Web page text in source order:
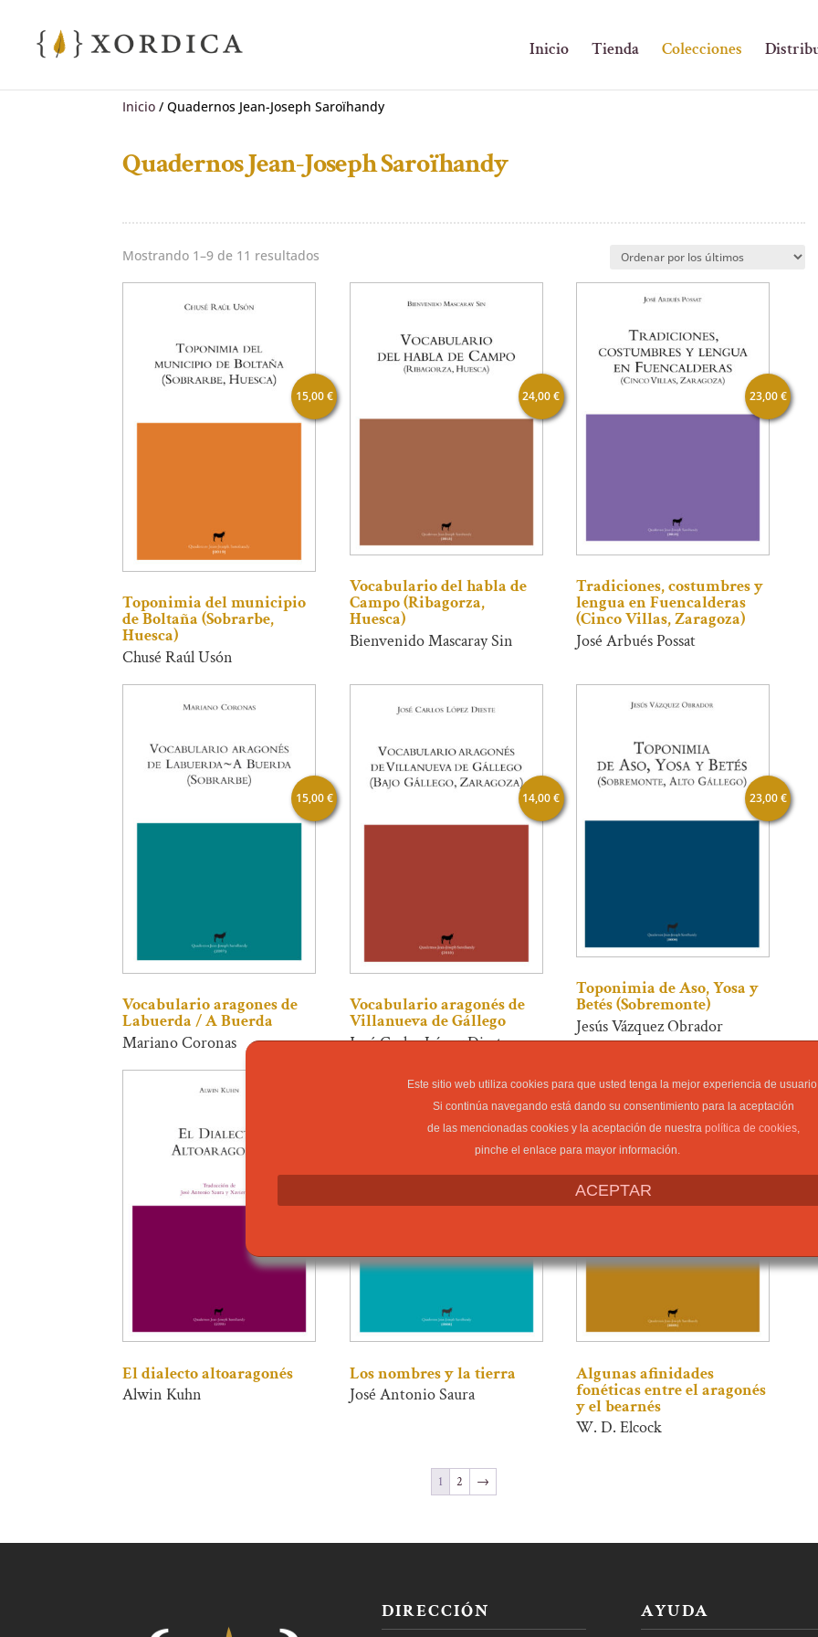
Inicio Tienda Colecciones
Inicio / Quadernos Jean-Joseph Saroïhandy
Quadernos Jean-Joseph Saroïhandy
Mostrando 1–9 de 11 resultados
Toponimia del municipio
de Boltaña (Sobrarbe,
Huesca)
Chusé Raúl Usón
15,00€
Vocabulario del habla de
Campo (Ribagorza,
Huesca)
Bienvenido Mascaray Sin
24,00€
Tradiciones, costumbres y
lengua en Fuencalderas
(Cinco Villas, Zaragoza)
José Arbués Possat
23,00€
Vocabulario aragones de
Labuerda / A Buerda
Mariano Coronas
15,00€
Vocabulario aragonés de
Villanueva de Gállego
José Carlos López Dieste
14,00€
Toponimia de Aso, Yosa y
Betés (Sobremonte)
Jesús Vázquez Obrador
23,00€
El dialecto altoaragonés
Alwin Kuhn
Los nombres y la tierra
José Antonio Saura
Algunas afinidades
fonéticas entre el aragonés
y el bearnés
W. D. Elcock
1 2 →
DIRECCIÓN AYUDA
Este sitio web utiliza cookies para que usted tenga la mejor experiencia de
Si continúa navegando está dando su consentimiento para la aceptación
de las mencionadas cookies y la aceptación de nuestra política de cookies,
pinche el enlace para mayor información.
ACEPTAR